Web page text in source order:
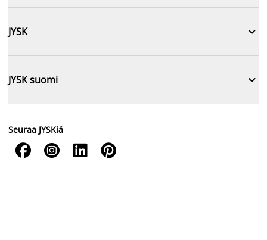
JYSK 
JYSK suomi 
Seuraa JYSKiä
   